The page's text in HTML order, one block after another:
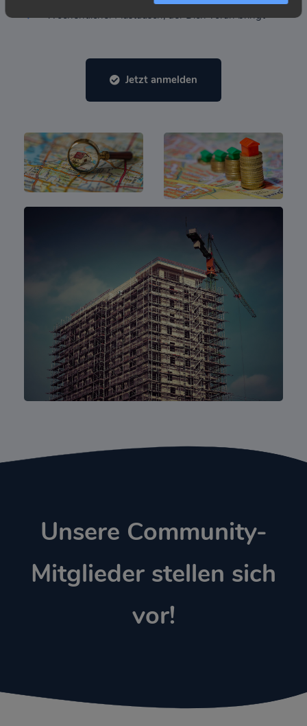
Wöchentlicher Austausch, der Dich voran bringt
Jetzt anmelden
Unsere Community-
Mitglieder stellen sich
vor!